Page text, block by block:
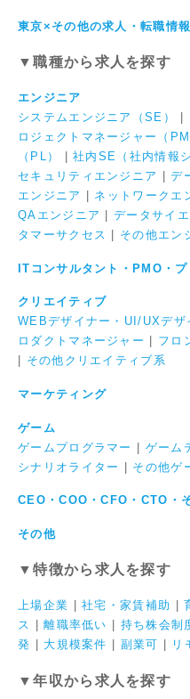
東京×その他の求人・転職情報
▼職種から求人を探す
エンジニア
システムエンジニア（SE）
ロジェクトマネージャー（
（PL）
|社内SE（社内情報
セキュリティエンジニア
|デ
エンジニア
ネットワークエ
QAエンジニア
|データサイ
タマーサクセス
その他エン
ITコンサルタント・PMO・
クリエイティブ
WEBデザイナー・UI/UXデザ
ロダクトマネージャー
フロ
その他クリエイティブ系
マーケティング
ゲーム
ゲームプログラマー | ゲーム
シナリオライター | その他ゲ
CEO・COO・CFO・CTO・
その他
▼特徴から求人を探す
上場企業 |社宅・家賃補助 |
ス
|離職率低い 持ち株会制
発
大規模案件 副業可 リ
▼年収から求人を探す